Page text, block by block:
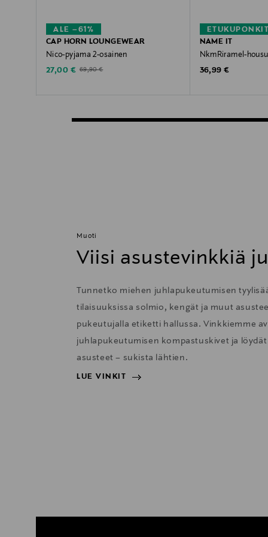
ALE –61%
CAP HORN LOUNGEWEAR
Nico-pyjama 2-osainen
Discounted Price
27,00 € Original Price
69,90 €
NAME IT
NkmRiramel-
Original Price
36,99 €
Muoti
Viisi asustevinkkiä
Tunnetko miehen juhlapukeutumisen
tilaisuuksissa solmio, kengät ja muut
pukeutujalla etiketti hallussa. Vinkkiemme
juhlapukeutumisen kompastuskivet ja
asusteet – sukista lähtien.
LUE VINKIT